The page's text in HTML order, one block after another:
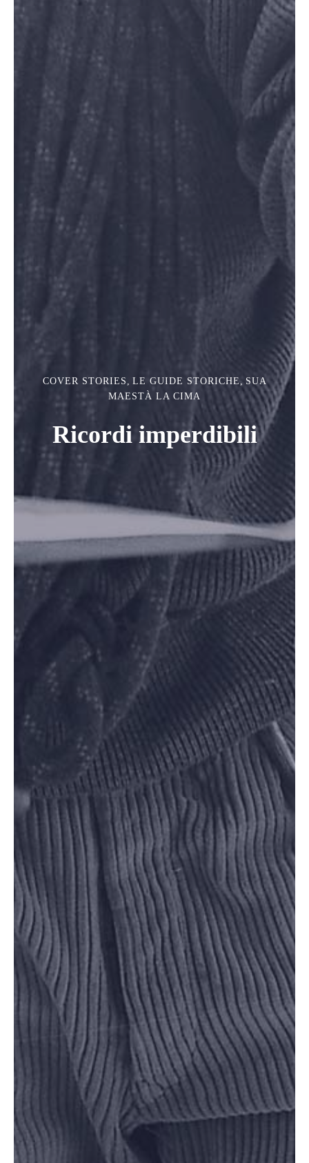
COVER STORIES , LE GUIDE STORICHE , SUA
MAESTÀ LA CIMA
Ricordi imperdibili